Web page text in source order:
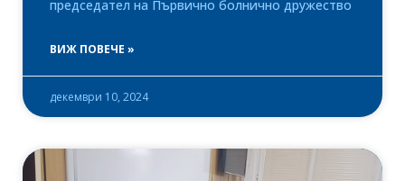
председател на Първично болнично дружество
ВИЖ ПОВЕЧЕ »
декември 10, 2024